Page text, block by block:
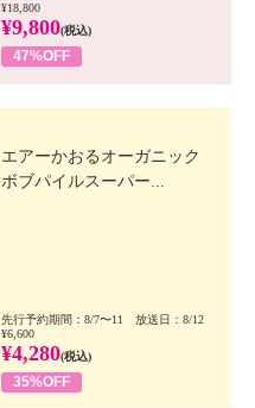
¥18,800
¥9,800(税込)
47%OFF
エアーかおるオーガニック
ボブパイルスーパー...
先行予約期間：8/7〜11 放送日：8/12
¥6,600
¥4,280(税込)
35%OFF